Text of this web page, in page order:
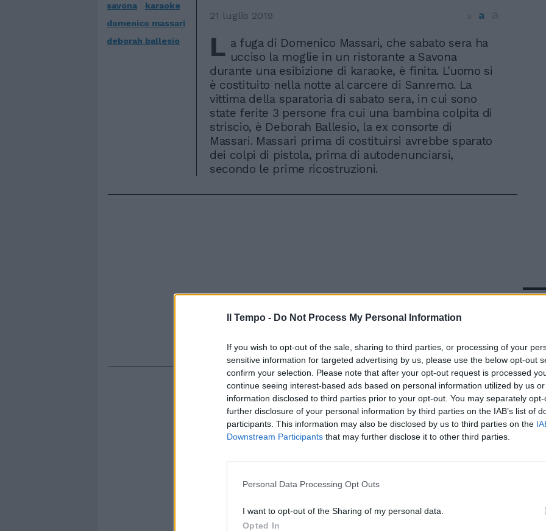
Il Tempo - Do Not Process My Personal Information
If you wish to opt-out of the sale, sharing to third parties, or processing of your
sensitive information for targeted advertising by us, please use the below opt-out
confirm your selection. Please note that after your opt-out request is processed
continue seeing interest-based ads based on personal information utilized by us
information disclosed to third parties prior to your opt-out. You may separately
further disclosure of your personal information by third parties on the IAB’s list of
participants. This information may also be disclosed by us to third parties on the
Downstream Participants that may further disclose it to other third parties.
Personal Data Processing Opt Outs
I want to opt-out of the Sharing of my personal data.
Opted In
savona
karaoke
domenico massari
deborah ballesio
21 luglio 2019 a
L a fuga di Domenico Massari, che sabato sera ha
ucciso la moglie in un ristorante a Savona
durante una esibizione di karaoke, è finita. L'uomo si
è costituito nella notte al carcere di Sanremo. La
vittima della sparatoria di sabato sera, in cui sono
state ferite 3 persone fra cui una bambina colpita di
striscio, è Deborah Ballesio, la ex consorte di
Massari. Massari prima di costituirsi avrebbe sparato
dei colpi di pistola, prima di autodenunciarsi,
secondo le prime ricostruzioni.
In
Rudy Giuliani a Come States?
americana